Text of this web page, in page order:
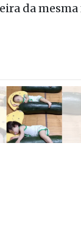
da